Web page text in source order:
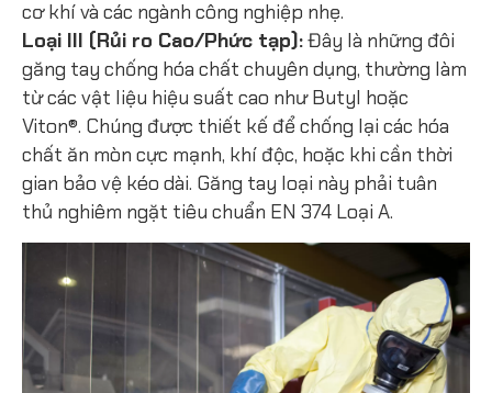
cơ khí và các ngành công nghiệp nhẹ.
Loại III (Rủi ro Cao/Phức tạp):Đây là những đôi
găng tay chống hóa chất chuyên dụng, thường làm
từ các vật liệu hiệu suất cao như Butyl hoặc
Viton®. Chúng được thiết kế để chống lại các hóa
chất ăn mòn cực mạnh, khí độc, hoặc khi cần thời
gian bảo vệ kéo dài. Găng tay loại này phải tuân
thủ nghiêm ngặt tiêu chuẩn EN 374 Loại A.